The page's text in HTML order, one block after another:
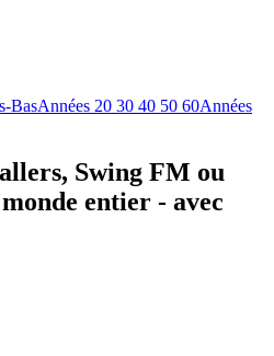
BasAnnées 20 30 40 50 60Années
Swing FM ou
entier - avec